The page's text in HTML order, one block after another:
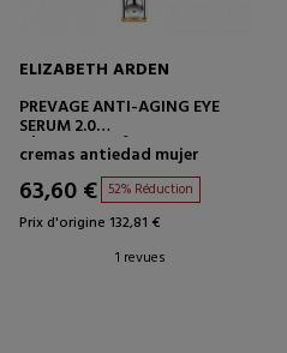
ELIZABETH ARDEN
PREVAGE ANTI-AGING EYE
SERUM 2.0
SÉRUM ANTI-ÂGE POUR LE
CONTOUR DES YEUX
cremas antiedad mujer
63,60 € 52% Réduction
Prix d'origine 132,81 €
1 revues